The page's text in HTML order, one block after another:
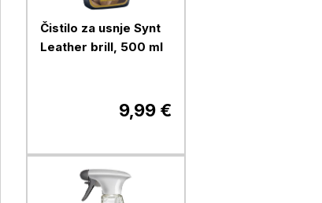
Čistilo za usnje Synt
Leather brill, 500 ml
9,99 €